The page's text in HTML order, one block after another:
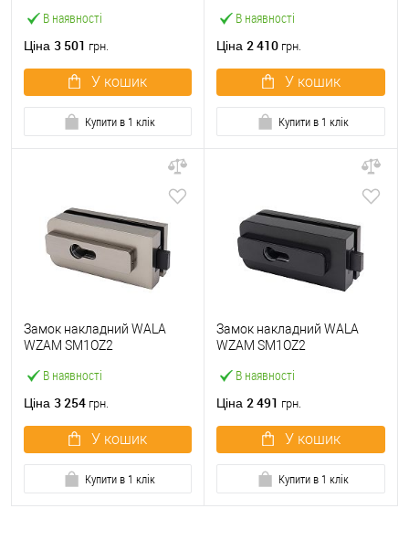
В наявності
фіксатором B1 срібний
Ціна 3 501 грн.
У кошик
Купити в 1 клік
В наявності
матовий
Ціна 2 410 грн.
У кошик
Купити в 1 клік
В наявності
Замок накладний WALA
WZAM SM1OZ2
дверей (скло-скло) INOX
Ціна 3 254 грн.
У кошик
Купити в 1 клік
В наявності
Замок накладний WALA
WZAM SM1OZ2
дверей (скло-скло) матовий
Ціна 2 491 грн.
У кошик
Купити в 1 клік